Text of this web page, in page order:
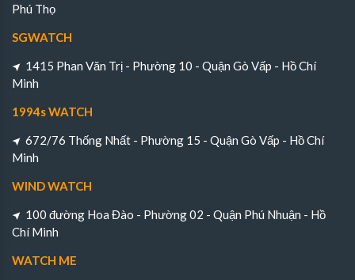
Phú Thọ
SGWATCH
1415 Phan Văn Trị - Phường 10 - Quận Gò Vấp - Hồ Chí
Minh
1994s WATCH
672/76 Thống Nhất - Phường 15 - Quận Gò Vấp - Hồ Chí
Minh
WIND WATCH
100 đường Hoa Đào - Phường 02 - Quận Phú Nhuận - Hồ
Chí Minh
WATCH ME